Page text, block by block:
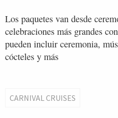
Los paquetes van desde
celebraciones más grandes
pueden incluir ceremonia,
cócteles y más
CARNIVAL CRUISES